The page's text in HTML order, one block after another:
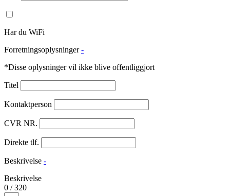
Har du WiFi
Forretningsoplysninger -
*Disse oplysninger vil ikke blive offentliggjort
Titel
Kontaktperson
CVR NR.
Direkte tlf.
Beskrivelse -
Beskrivelse
0 /320